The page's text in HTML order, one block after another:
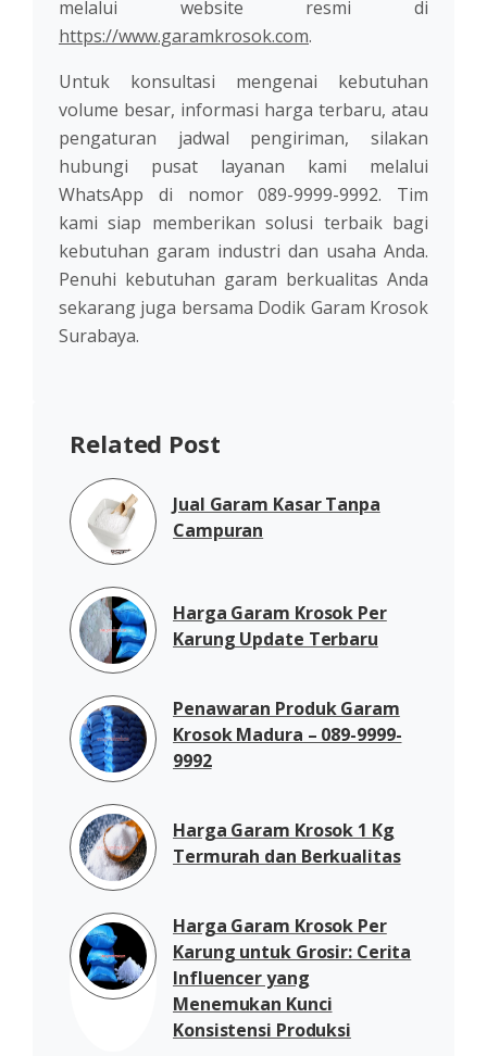
melalui website resmi di
https://www.garamkrosok.com.
Untuk konsultasi mengenai kebutuhan
volume besar, informasi harga terbaru, atau
pengaturan jadwal pengiriman, silakan
hubungi pusat layanan kami melalui
WhatsApp di nomor 089-9999-9992. Tim
kami siap memberikan solusi terbaik bagi
kebutuhan garam industri dan usaha Anda.
Penuhi kebutuhan garam berkualitas Anda
sekarang juga bersama Dodik Garam Krosok
Surabaya.
Related Post
Jual Garam Kasar Tanpa
Campuran
Harga Garam Krosok Per
Karung Update Terbaru
Penawaran Produk Garam
Krosok Madura – 089-9999-
9992
Harga Garam Krosok 1 Kg
Termurah dan Berkualitas
Harga Garam Krosok Per
Karung untuk Grosir: Cerita
Influencer yang
Menemukan Kunci
Konsistensi Produksi